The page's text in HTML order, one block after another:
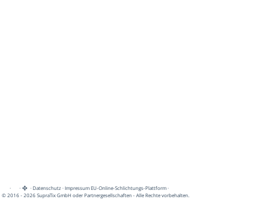
· · ·Datenschutz·Impressum EU-Online-Schlichtungs-Plattform·
© 2016 - 2026 SupraTix GmbH oder Partnergesellschaften - Alle Rechte vorbehalten.